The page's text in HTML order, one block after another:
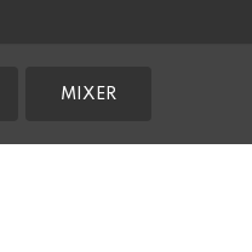
MIXER